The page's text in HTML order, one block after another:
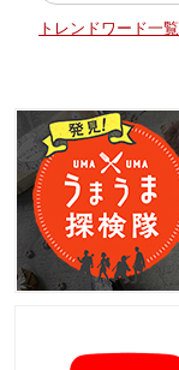
トレンドワード一覧